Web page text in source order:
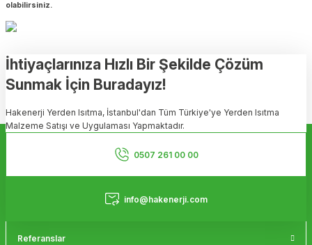
olabilirsiniz.
İhtiyaçlarınıza Hızlı Bir Şekilde Çözüm
Sunmak İçin Buradayız!
Hakenerji Yerden Isıtma, İstanbul'dan Tüm Türkiye'ye Yerden Isıtma
Malzeme Satışı ve Uygulaması Yapmaktadır.
0507 261 00 00
info@hakenerji.com
Referanslar